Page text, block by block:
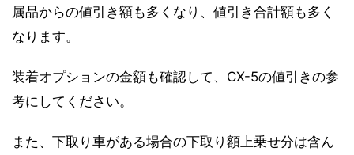
属品からの値引き額も多くなり、値引き合計額も多く
なります。
装着オプションの金額も確認して、CX-5の値引きの参
考にしてください。
また、下取り車がある場合の下取り額上乗せ分は含ん